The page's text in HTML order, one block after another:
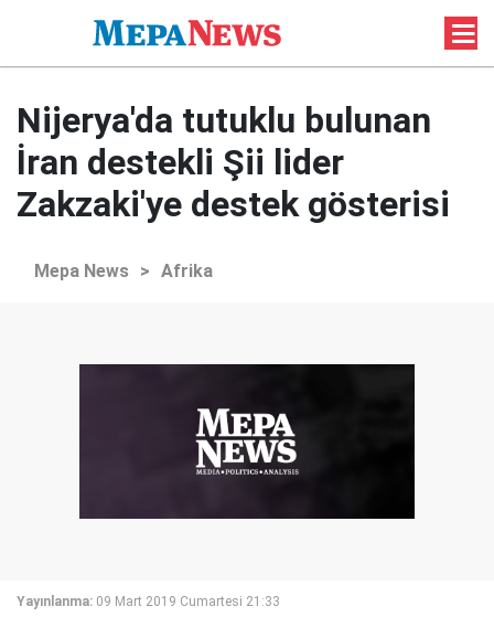
Nijerya'da tutuklu bulunan
İran destekli Şii lider
Zakzaki'ye destek gösterisi
Mepa News > Afrika
Yayınlanma: 09 Mart 2019 Cumartesi 21:33